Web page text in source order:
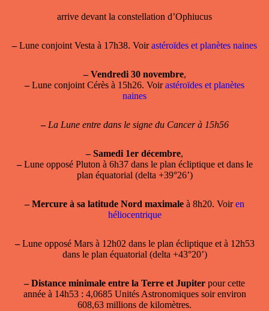
arrive devant la constellation d’Ophiucus
–Lune conjoint Vesta à 17h38. Voirastéroïdes et planètes naines
– Vendredi 30 novembre,
–Lune conjoint Cérès à 15h26. Voirastéroïdes et planètes
naines
– La Lune entre dans le signe du Cancer à 15h56
– Samedi 1er décembre,
–Lune opposé Pluton à 6h37 dans le plan écliptique et dans le
plan équatorial (delta +39°26’)
– Mercure à sa latitude Nord maximale à 8h20. Voiren
héliocentrique
–Lune opposé Mars à 12h02 dans le plan écliptique et à 12h53
dans le plan équatorial (delta +43°20’)
– Distance minimale entre la Terre et Jupiter pour cette
année à 14h53 : 4,0685 Unités Astronomiques soir environ
608,63 millions de kilomètres.